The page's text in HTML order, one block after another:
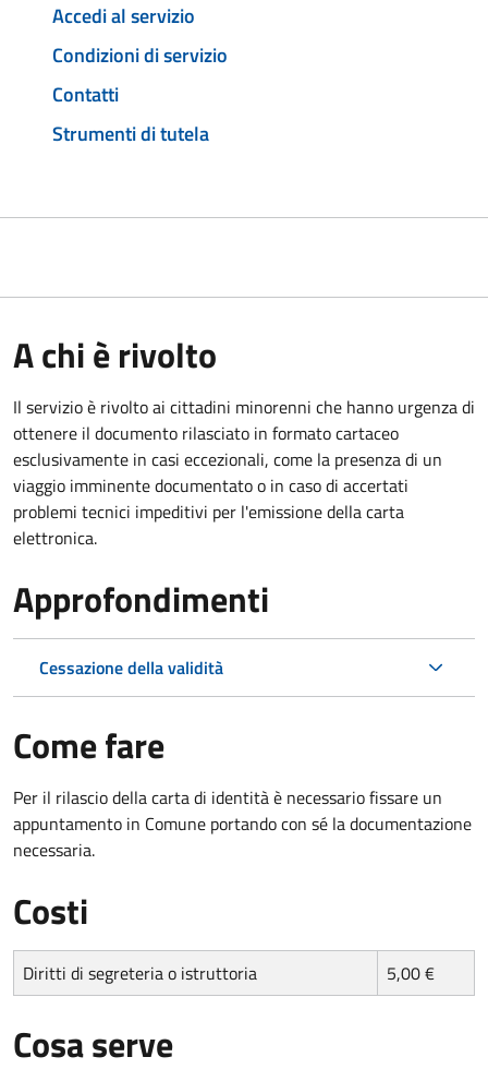
Accedi al servizio
Condizioni di servizio
Contatti
Strumenti di tutela
A chi è rivolto
Il servizio è rivolto ai cittadini minorenni che hanno urgenza di
ottenere il documento rilasciato in formato cartaceo
esclusivamente in casi eccezionali, come la presenza di un
viaggio imminente documentato o in caso di accertati
problemi tecnici impeditivi per l'emissione della carta
elettronica.
Approfondimenti
Cessazione della validità
Come fare
Per il rilascio della carta di identità è necessario fissare un
appuntamento in Comune portando con sé la documentazione
necessaria.
Costi
Diritti di segreteria o istruttoria 5,00 €
Cosa serve